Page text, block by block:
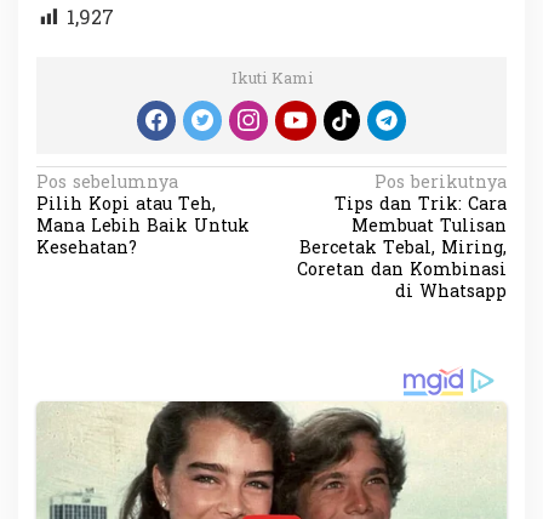
1,927
Ikuti Kami
N
a
v
s
o
Pos sebelumnya
Pilih Kopi atau Teh,
Mana Lebih Baik Untuk
Kesehatan?
Pos berikutnya
Tips dan Trik: Cara
Membuat Tulisan
Bercetak Tebal, Miring,
Coretan dan Kombinasi
di Whatsapp